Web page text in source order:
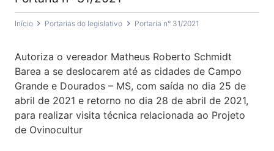
Início Portarias do legislativo Portaria n° 31/2021
Autoriza o vereador Matheus Roberto Schmidt
Barea a se deslocarem até as cidades de Campo
Grande e Dourados – MS, com saída no dia 25 de
abril de 2021 e retorno no dia 28 de abril de 2021,
para realizar visita técnica relacionada ao Projeto
de Ovinocultur